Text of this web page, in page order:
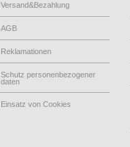
Versand&Bezahlung
AGB
Reklamationen
Schutz personenbezogener
daten
Einsatz von Cookies